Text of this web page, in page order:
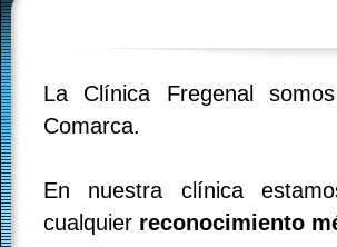
La Clínica Fregenal
Comarca.
En nuestra clínica
cualquier reconocimiento